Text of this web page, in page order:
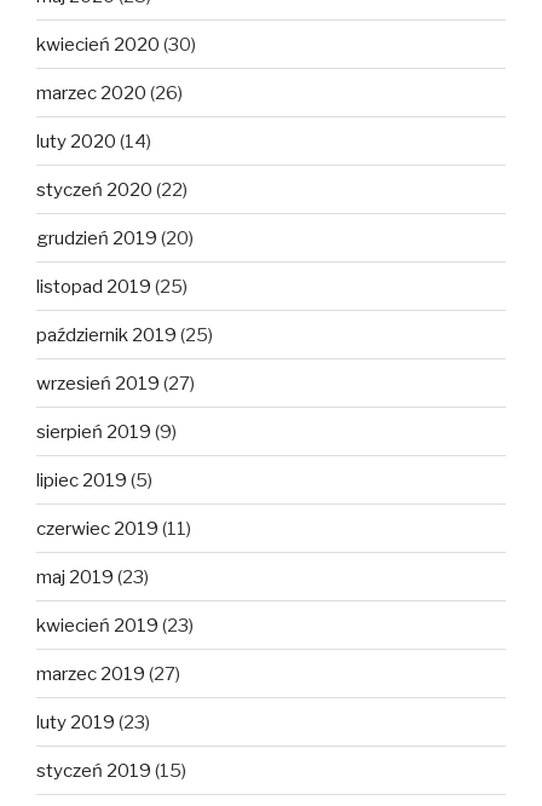
kwiecień 2020 (30)
marzec 2020 (26)
luty 2020 (14)
styczeń 2020 (22)
grudzień 2019 (20)
listopad 2019 (25)
październik 2019 (25)
wrzesień 2019 (27)
sierpień 2019 (9)
lipiec 2019 (5)
czerwiec 2019 (11)
maj 2019 (23)
kwiecień 2019 (23)
marzec 2019 (27)
luty 2019 (23)
styczeń 2019 (15)